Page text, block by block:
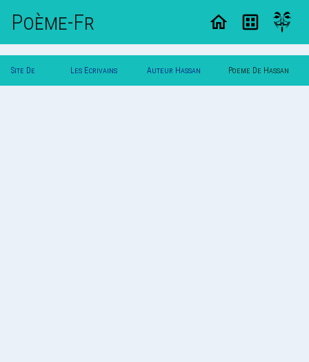
Poème-Fr
Site De Les Ecrivains Auteur Hassan Poeme De Hassan